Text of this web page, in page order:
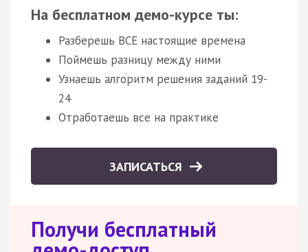
На бесплатном демо-курсе ты:
Разберешь ВСЕ настоящие времена
Поймешь разницу между ними
Узнаешь алгоритм решения заданий 19-
24
Отработаешь все на практике
ЗАПИСАТЬСЯ
Получи бесплатный